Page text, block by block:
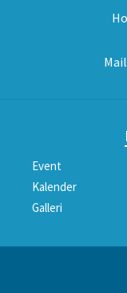
Event
Kalender
Galleri